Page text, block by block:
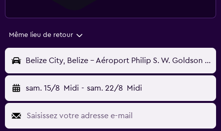
Même lieu de retour
Belize City, Belize - Aéroport Philip S. W. Goldson (BZE)
sam. 15/8 Midi - sam. 22/8 Midi